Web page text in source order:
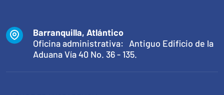
Barranquilla, Atlántico
Oficina administrativa: Antiguo Edificio de la
Aduana Vía 40 No. 36 - 135.